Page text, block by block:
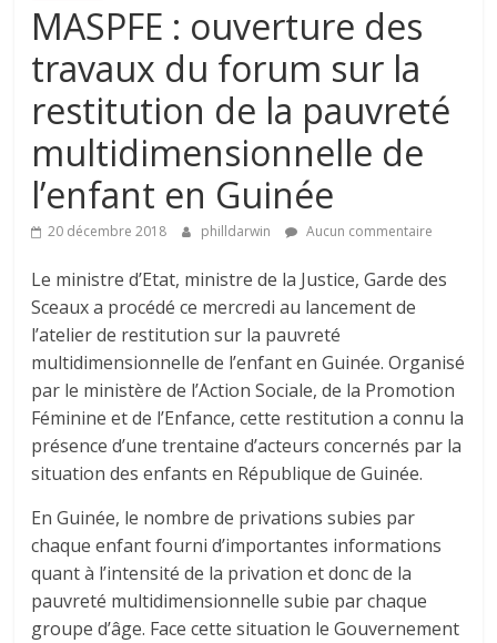
MASPFE : ouverture des
travaux du forum sur la
restitution de la pauvreté
multidimensionnelle de
l’enfant en Guinée
20 décembre 2018 philldarwin Aucun commentaire
Le ministre d’Etat, ministre de la Justice, Garde des
Sceaux a procédé ce mercredi au lancement de
l’atelier de restitution sur la pauvreté
multidimensionnelle de l’enfant en Guinée. Organisé
par le ministère de l’Action Sociale, de la Promotion
Féminine et de l’Enfance, cette restitution a connu la
présence d’une trentaine d’acteurs concernés par la
situation des enfants en République de Guinée.
En Guinée, le nombre de privations subies par
chaque enfant fourni d’importantes informations
quant à l’intensité de la privation et donc de la
pauvreté multidimensionnelle subie par chaque
groupe d’âge. Face cette situation le Gouvernement